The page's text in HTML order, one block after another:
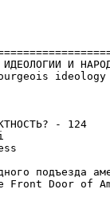
И
ideology
- 124
подъезда
Door of